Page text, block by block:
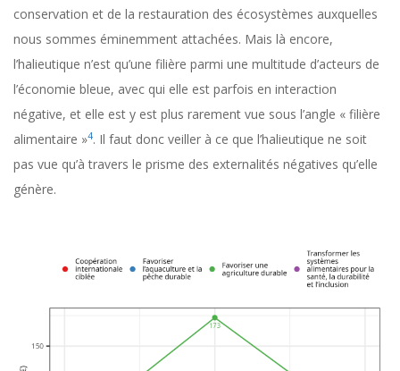
conservation et de la restauration des écosystèmes auxquelles
nous sommes éminemment attachées. Mais là encore,
l’halieutique n’est qu’une filière parmi une multitude d’acteurs de
l’économie bleue, avec qui elle est parfois en interaction
négative, et elle est y est plus rarement vue sous l’angle « filière
alimentaire »4. Il faut donc veiller à ce que l’halieutique ne soit
pas vue qu’à travers le prisme des externalités négatives qu’elle
génère.